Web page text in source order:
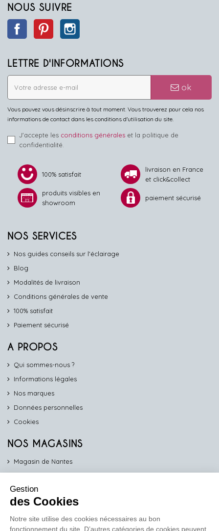
NOUS SUIVRE
Facebook Pinterest
LETTRE D'INFORMATIONS
ok
Vous pouvez vous désinscrire à tout moment. Vous trouverez pour cela nos
informations de contact dans les conditions d'utilisation du site.
J'accepte les conditions générales et la politique de
confidentialité.
100% satisfait
livraison en France
et click&collect
produits visibles en
showroom
paiement sécurisé
NOS SERVICES
Nos guides conseils sur l'éclairage
Blog
Modalités de livraison
Conditions générales de vente
100% satisfait
Paiement sécurisé
A PROPOS
Qui sommes-nous ?
Informations légales
Nos marques
Données personnelles
Cookies
NOS MAGASINS
Magasin de Nantes
Magasin de Vannes
Magasin d'Orléans
Gestion
des Cookies
Notre site utilise des cookies nécessaires au bon
fonctionnement du site. D’autres catégories de cookies peuvent